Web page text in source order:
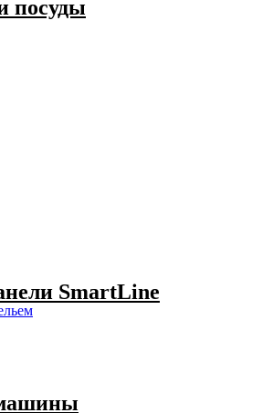
посуды
SmartLine